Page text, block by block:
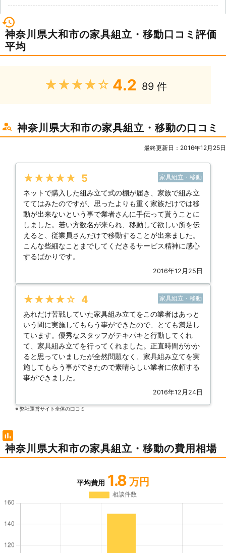
神奈川県大和市の家具組立・移動口コミ評価
平均
★★★★★ 4.2 89 件
神奈川県大和市の家具組立・移動の口コミ
最終更新日：2016年12月25日
★★★★★ 5 家具組立・移動
ネットで購入した組み立て式の棚が届き、家族で組み立
ててはみたのですが、思ったよりも重く家族だけでは移
動が出来ないという事で業者さんに手伝って貰うことに
しました。若い方数名が来られ、移動して欲しい所を伝
えると、従業員さんだけで移動することが出来ました。
こんな些細なことまでしてくださるサービス精神に感心
するばかりです。
2016年12月25日
★★★★★ 4 家具組立・移動
あれだけ苦戦していた家具組み立てをこの業者はあっと
いう間に実施してもらう事ができたので、とても満足し
ています。優秀なスタッフがテキパキと行動してくれ
て、家具組み立てを行ってくれました。正直時間がかか
ると思っていましたが全然問題なく、家具組み立てを実
施してもらう事ができたので素晴らしい業者に依頼する
事ができました。
2016年12月24日
※ 弊社運営サイト全体の⼝コミ
神奈川県大和市の家具組立・移動の費用相場
平均費用 1.8 万円